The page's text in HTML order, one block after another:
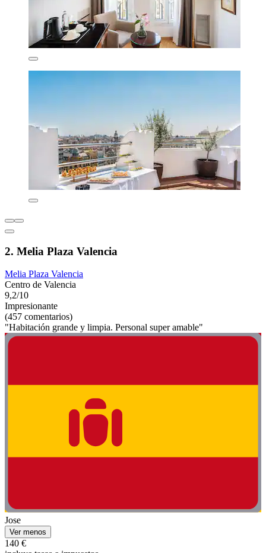
2. Melia Plaza Valencia
Melia Plaza Valencia
Centro de Valencia
9,2/10
Impresionante
(457 comentarios)
"Habitación grande y limpia. Personal super amable"
Jose
Ver menos
140 €